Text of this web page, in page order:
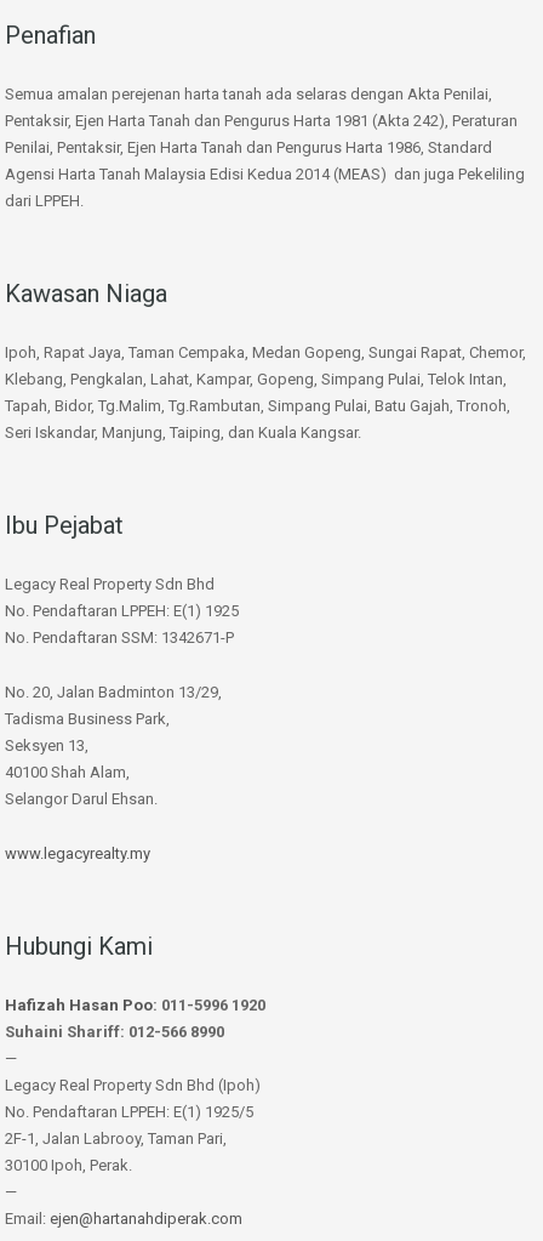
Penafian
Semua amalan perejenan harta tanah ada selaras dengan Akta Penilai,
Pentaksir, Ejen Harta Tanah dan Pengurus Harta 1981 (Akta 242), Peraturan
Penilai, Pentaksir, Ejen Harta Tanah dan Pengurus Harta 1986, Standard
Agensi Harta Tanah Malaysia Edisi Kedua 2014 (MEAS) dan juga Pekeliling
dari LPPEH.
Kawasan Niaga
Ipoh, Rapat Jaya, Taman Cempaka, Medan Gopeng, Sungai Rapat, Chemor,
Klebang, Pengkalan, Lahat, Kampar, Gopeng, Simpang Pulai, Telok Intan,
Tapah, Bidor, Tg.Malim, Tg.Rambutan, Simpang Pulai, Batu Gajah, Tronoh,
Seri Iskandar, Manjung, Taiping, dan Kuala Kangsar.
Ibu Pejabat
Legacy Real Property Sdn Bhd
No. Pendaftaran LPPEH: E(1) 1925
No. Pendaftaran SSM: 1342671-P
No. 20, Jalan Badminton 13/29,
Tadisma Business Park,
Seksyen 13,
40100 Shah Alam,
Selangor Darul Ehsan.
www.legacyrealty.my
Hubungi Kami
Hafizah Hasan Poo: 011-5996 1920
Suhaini Shariff: 012-566 8990
—
Legacy Real Property Sdn Bhd (Ipoh)
No. Pendaftaran LPPEH: E(1) 1925/5
2F-1, Jalan Labrooy, Taman Pari,
30100 Ipoh, Perak.
—
Email: ejen@hartanahdiperak.com